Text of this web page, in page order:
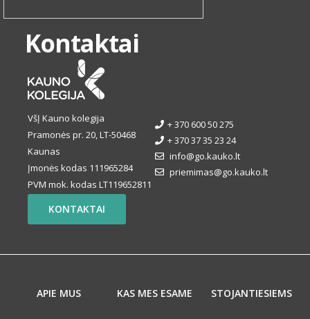
Kontaktai
VšĮ Kauno kolegija
Pramonės pr. 20, LT-50468
Kaunas
Įmonės kodas 111965284
PVM mok. kodas LT119652811
+ 370 600 50 275
+ 370 37 35 23 24
info@go.kauko.lt
priemimas@go.kauko.lt
KONTAKTAI
APIE MUS KAS MES ESAME STOJANTIESIEMS